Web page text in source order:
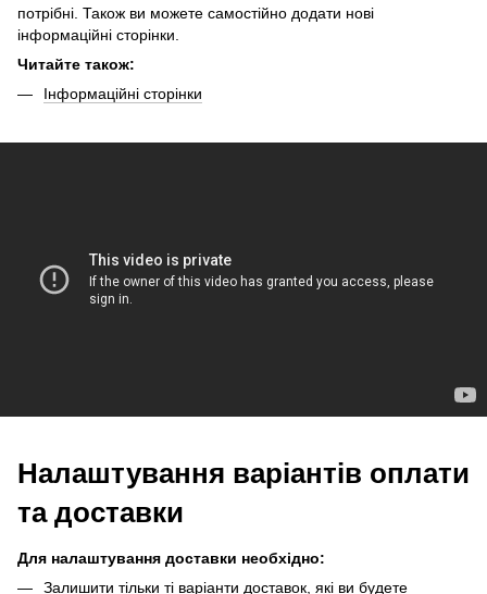
потрібні. Також ви можете самостійно додати нові
інформаційні сторінки.
Читайте також:
Інформаційні сторінки
Налаштування варіантів оплати
та доставки
Для налаштування доставки необхідно:
Залишити тільки ті варіанти доставок, які ви будете